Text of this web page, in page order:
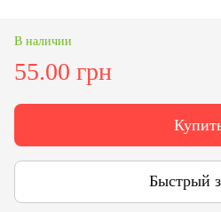
В наличии
55.00 грн
Быстрый